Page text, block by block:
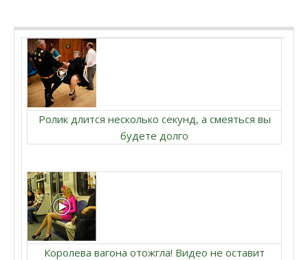
Ролик длится несколько секунд, а смеяться вы
будете долго
Королева вагона отожгла! Видео не оставит